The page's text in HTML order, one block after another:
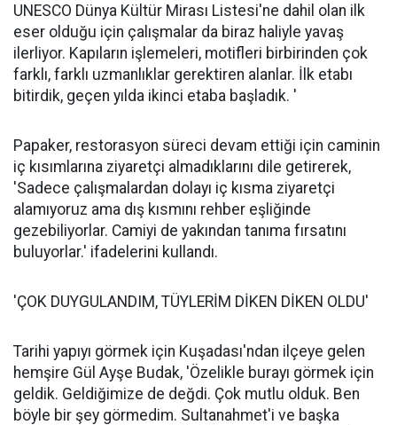
UNESCO Dünya Kültür Mirası Listesi'ne dahil olan ilk
eser olduğu için çalışmalar da biraz haliyle yavaş
ilerliyor. Kapıların işlemeleri, motifleri birbirinden çok
farklı, farklı uzmanlıklar gerektiren alanlar. İlk etabı
bitirdik, geçen yılda ikinci etaba başladık. '
Papaker, restorasyon süreci devam ettiği için caminin
iç kısımlarına ziyaretçi almadıklarını dile getirerek,
'Sadece çalışmalardan dolayı iç kısma ziyaretçi
alamıyoruz ama dış kısmını rehber eşliğinde
gezebiliyorlar. Camiyi de yakından tanıma fırsatını
buluyorlar.' ifadelerini kullandı.
'ÇOK DUYGULANDIM, TÜYLERİM DİKEN DİKEN OLDU'
Tarihi yapıyı görmek için Kuşadası'ndan ilçeye gelen
hemşire Gül Ayşe Budak, 'Özelikle burayı görmek için
geldik. Geldiğimize de değdi. Çok mutlu olduk. Ben
böyle bir şey görmedim. Sultanahmet'i ve başka